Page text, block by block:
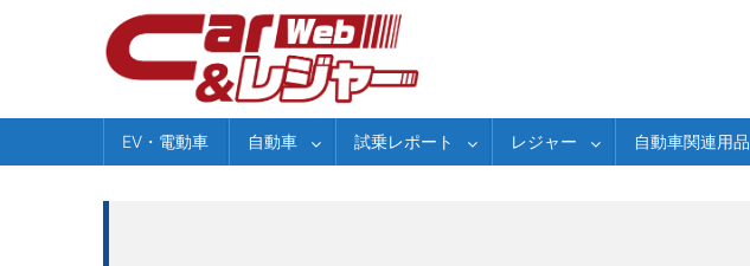
EV・電動車 自動車 試乗レポート レジャー 自動車関連用品